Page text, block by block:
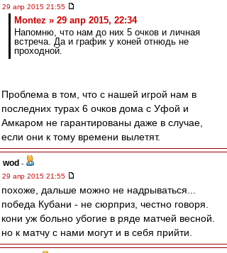
29 апр 2015 21:55
Montez » 29 апр 2015, 22:34
Напомню, что нам до них 5 очков и личная
встреча. Да и график у коней отнюдь не
проходной.
Проблема в том, что с нашей игрой нам в
последних турах 6 очков дома с Уфой и
Амкаром не гарантированы даже в случае,
если они к тому времени вылетят.
wod -
29 апр 2015 21:55
похоже, дальше можно не надрываться...
победа Кубани - не сюрприз, честно говоря.
кони уж больно убогие в ряде матчей весной.
но к матчу с нами могут и в себя прийти.